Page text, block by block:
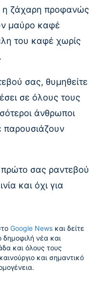
η ζάχαρη προφανώς
μαύρο καφέ
του καφέ χωρίς
σας, θυμηθείτε
σε όλους τους
άνθρωποι
παρουσιάζουν
σας ραντεβού
και όχι για
Google News και δείτε
δημοφιλή νέα και
και όλους τους
και σημαντικό